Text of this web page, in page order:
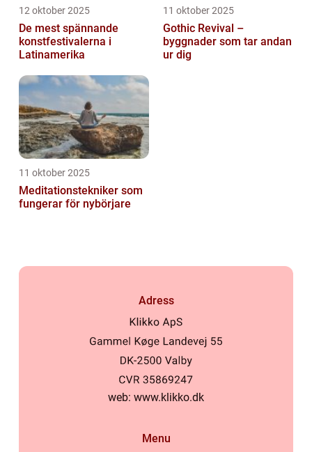
12 oktober 2025
De mest spännande
konstfestivalerna i
Latinamerika
11 oktober 2025
Gothic Revival –
byggnader som tar andan
ur dig
11 oktober 2025
Meditationstekniker som
fungerar för nybörjare
Adress
web: www.klikko.dk
Menu